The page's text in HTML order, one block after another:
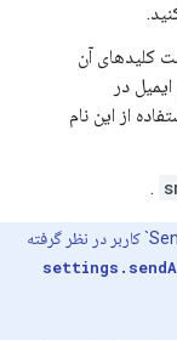
کلیدهای آن
در
از این نام
.
فقط یک کلید S/MIME به عنوان پیش‌فرض برای `SendAs` کاربر در نظر گرفته